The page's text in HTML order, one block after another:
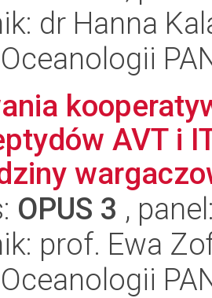
dr Hanna
AVT i
OPUS 3 ,
prof. Ewa